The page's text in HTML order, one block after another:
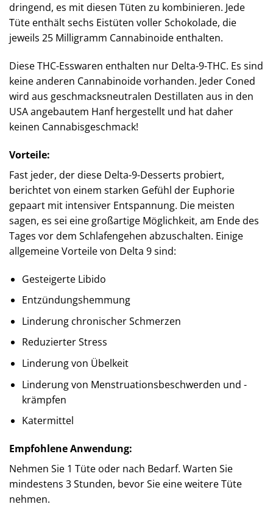
dringend, es mit diesen Tüten zu kombinieren. Jede
Tüte enthält sechs Eistüten voller Schokolade, die
jeweils 25 Milligramm Cannabinoide enthalten.
Diese THC-Esswaren enthalten nur Delta-9-THC. Es sind
keine anderen Cannabinoide vorhanden. Jeder Coned
wird aus geschmacksneutralen Destillaten aus in den
USA angebautem Hanf hergestellt und hat daher
keinen Cannabisgeschmack!
Vorteile:
Fast jeder, der diese Delta-9-Desserts probiert,
berichtet von einem starken Gefühl der Euphorie
gepaart mit intensiver Entspannung. Die meisten
sagen, es sei eine großartige Möglichkeit, am Ende des
Tages vor dem Schlafengehen abzuschalten. Einige
allgemeine Vorteile von Delta 9 sind:
Gesteigerte Libido
Entzündungshemmung
Linderung chronischer Schmerzen
Reduzierter Stress
Linderung von Übelkeit
Linderung von Menstruationsbeschwerden und -
krämpfen
Katermittel
Empfohlene Anwendung:
Nehmen Sie 1 Tüte oder nach Bedarf. Warten Sie
mindestens 3 Stunden, bevor Sie eine weitere Tüte
nehmen.